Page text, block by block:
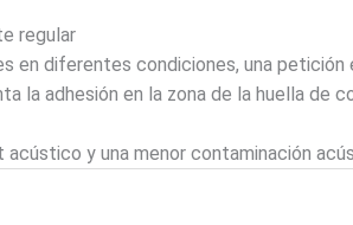
regular
en diferentes condiciones, una petición
la adhesión en la zona de la huella de
y una menor contaminación